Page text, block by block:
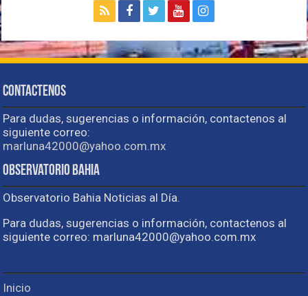
Contactenos
Para dudas, sugerencias o información, contactenos al
siguiente correo:
marluna42000@yahoo.com.mx
Observatorio Bahia
Observatorio Bahia Noticias al Día.
Para dudas, sugerencias o información, contactenos al
siguiente correo: marluna42000@yahoo.com.mx
Inicio